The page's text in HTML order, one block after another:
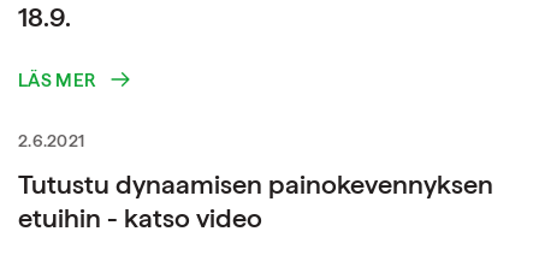
18.9.
LÄS MER
2.6.2021
Tutustu dynaamisen painokevennyksen
etuihin - katso video